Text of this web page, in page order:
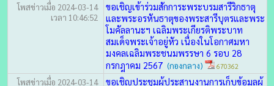
โพสข่าวเมื่อ 2024-03-14
เวลา 10:46:52
ขอเชิญเข้าร่วมสักการะพระบรมสารีริกธาตุ
และพระอรหันธาตุของพระสารีบุตรและพระ
โมคัลลานะฯ เฉลิมพระเกียรติพระบาท
สมเด็จพระเจ้าอยู่หัว เนื่องในโอกาศมหา
มงคลเฉลิมพระชนมพรรษา 6 รอบ 28
กรกฎาคม 2567 (กองกลาง) 670362
โพสข่าวเมื่อ 2024-03-14
ขอเชิญประชุมผู้ประสานงานการเก็บข้อมูลผู้